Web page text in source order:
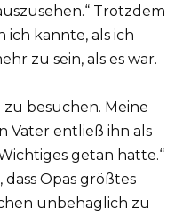
Trotzdem
ich kannte, als ich
zu sein, als es war.
zu besuchen. Meine
Vater entließ ihn als
getan hatte.“
Opas größtes
unbehaglich zu